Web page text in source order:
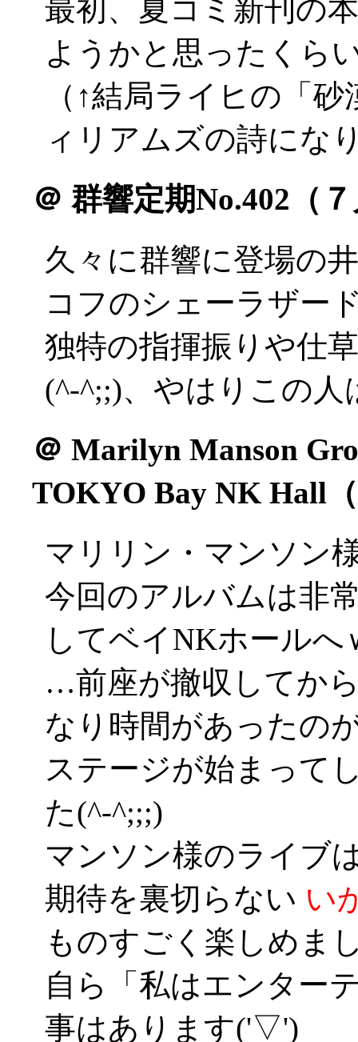
最初、夏コミ新刊の
ようかと思ったくら
（↑結局ライヒの「
ィリアムズの詩にな
＠ 群響定期No.402（
久々に群響に登場の
コフのシェーラザー
独特の指揮振りや仕
(^-^;;)、やはりこの人
＠ Marilyn Manson
TOKYO Bay NK Hall
マリリン・マンソン
今回のアルバムは非
してベイNKホールへ
…前座が撤収してか
なり時間があったの
ステージが始まって
た(^-^;;;)
マンソン様のライブ
期待を裏切らない い
ものすごく楽しめま
自ら「私はエンター
事はあります('▽')